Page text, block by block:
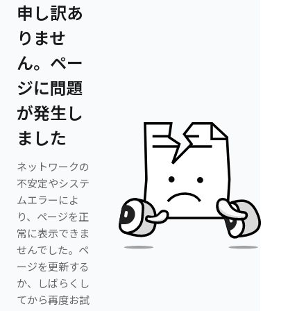
申し訳あ
りませ
ん。ペー
ジに問題
が発生し
ました
ネットワークの
不安定やシステ
ムエラーによ
り、ページを正
常に表示できま
せんでした。ペ
ージを更新する
か、しばらくし
てから再度お試